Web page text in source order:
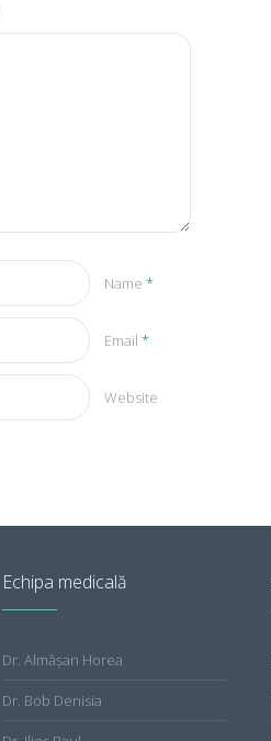
Name *
Email *
Website
Echipa medicală
Dr. Almăşan Horea
Dr. Bob Denisia